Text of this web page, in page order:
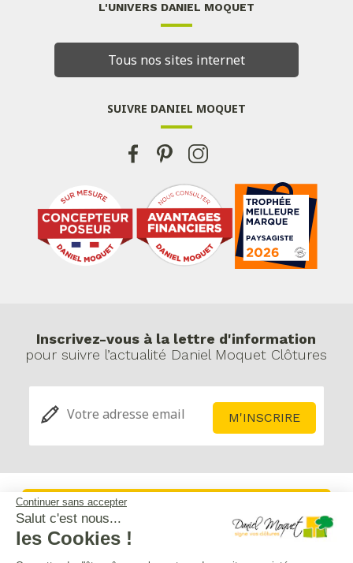
Continuer sans accepter
Salut c'est nous...
les Cookies !
L'UNIVERS DANIEL MOQUET
Tous nos sites internet
SUIVRE DANIEL MOQUET
Inscrivez-vous à la lettre d'information
pour suivre l’actualité Daniel Moquet Clôtures
Mentions légales